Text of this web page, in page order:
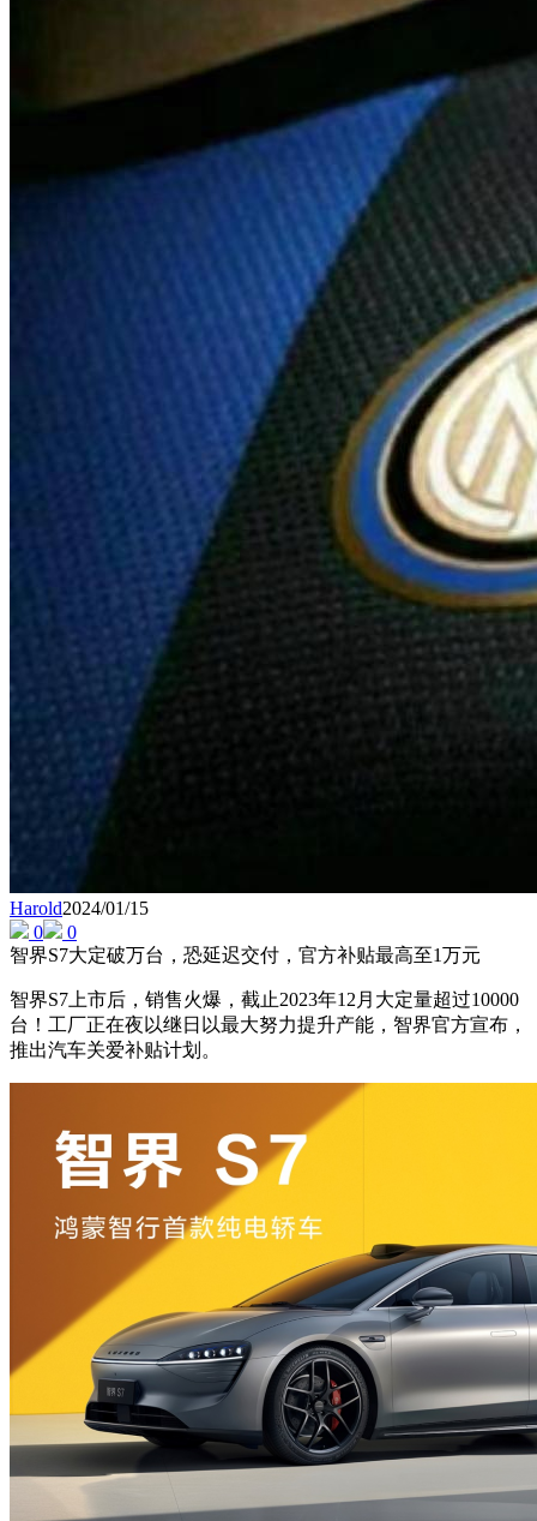
Harold2024/01/15
0
0
智界S7大定破万台，恐延迟交付，官方补贴最高至1万元
智界S7上市后，销售火爆，截止2023年12月大定量超过10000
台！工厂正在夜以继日以最大努力提升产能，智界官方宣布，
推出汽车关爱补贴计划。